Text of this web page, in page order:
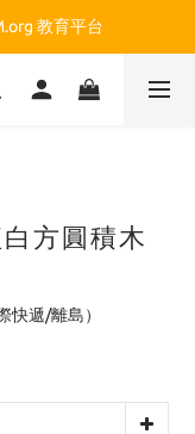
教育平台
教育平台
度 👉
方圓積木
快遞/離島）